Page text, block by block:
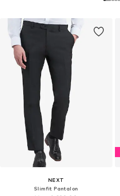
NEXT
Slimfit Pantalon